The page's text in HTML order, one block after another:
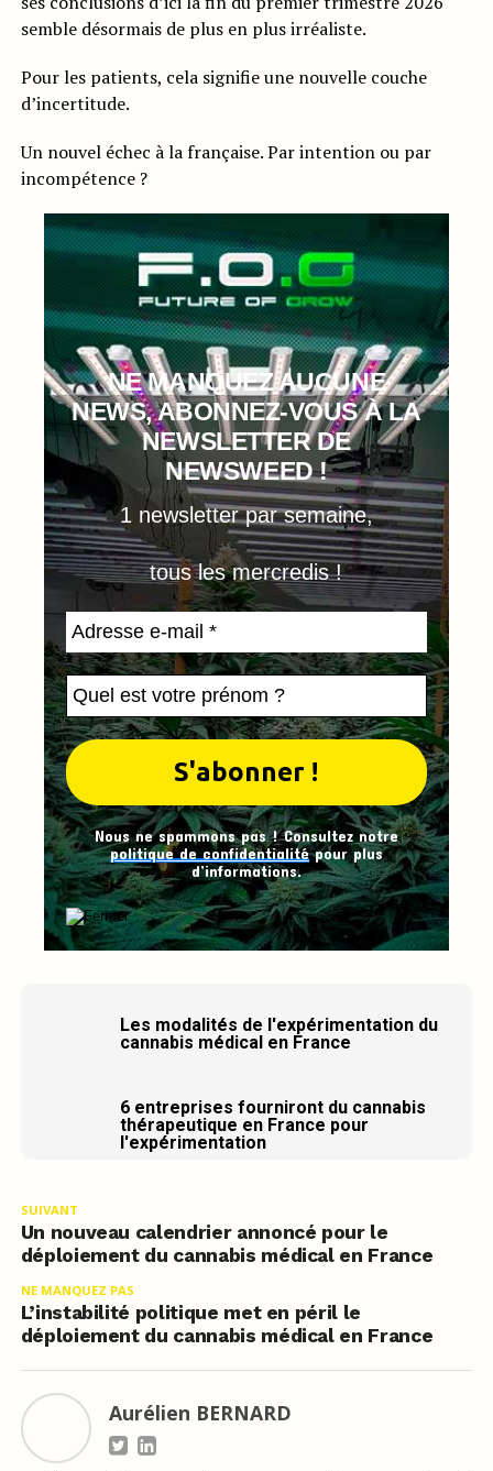
semble désormais de plus en plus irréaliste.
Pour les patients, cela signifie une nouvelle couche
d’incertitude.
Un nouvel échec à la française. Par intention ou par
incompétence ?
NE MANQUEZ AUCUNE
NEWS, ABONNEZ-VOUS À LA
NEWSLETTER DE
NEWSWEED !
1 newsletter par semaine,
tous les mercredis !
Nous ne spammons pas ! Consultez notre
politique de confidentialitépour plus
d’informations.
Les modalités de l'expérimentation du
cannabis médical en France
6 entreprises fourniront du cannabis
thérapeutique en France pour
l'expérimentation
SUIVANT
Un nouveau calendrier annoncé pour le
déploiement du cannabis médical en France
NE MANQUEZ PAS
L’instabilité politique met en péril le
déploiement du cannabis médical en France
Aurélien BERNARD